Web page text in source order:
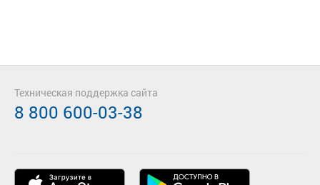
Техническая поддержка сайта
8 800 600-03-38